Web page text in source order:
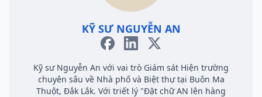
KỸ SƯ NGUYỄN AN
Kỹ sư Nguyễn An với vai trò Giám sát Hiện trường
chuyên sâu về Nhà phố và Biệt thự tại Buôn Ma
Thuột, Đắk Lắk. Với triết lý "Đặt chữ AN lên hàng